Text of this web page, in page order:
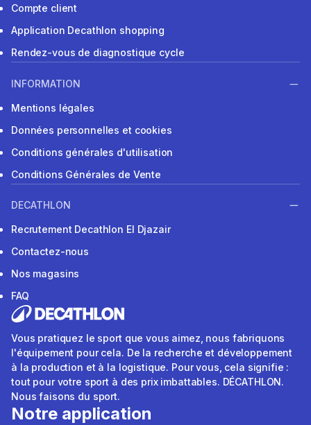
Compte client
Application Decathlon shopping
Rendez-vous de diagnostique cycle
INFORMATION
Mentions légales
Données personnelles et cookies
Conditions générales d'utilisation
Conditions Générales de Vente
DECATHLON
Recrutement Decathlon El Djazair
Contactez-nous
Nos magasins
FAQ
Vous pratiquez le sport que vous aimez, nous fabriquons
l'équipement pour cela. De la recherche et développement
à la production et à la logistique. Pour vous, cela signifie :
tout pour votre sport à des prix imbattables. DÉCATHLON.
Nous faisons du sport.
Notre application